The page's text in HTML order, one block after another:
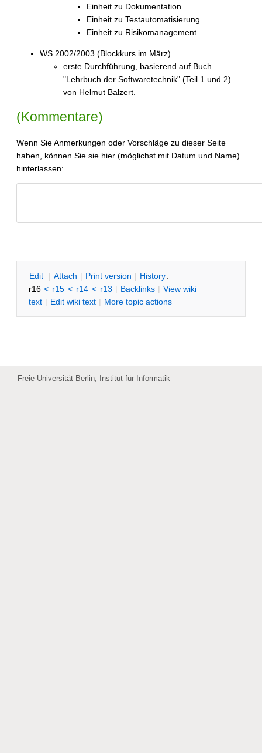
Einheit zu Dokumentation
Einheit zu Testautomatisierung
Einheit zu Risikomanagement
WS 2002/2003 (Blockkurs im März)
erste Durchführung, basierend auf Buch
"Lehrbuch der Softwaretechnik" (Teil 1 und 2)
von Helmut Balzert.
(Kommentare)
Wenn Sie Anmerkungen oder Vorschläge zu dieser Seite
haben, können Sie sie hier (möglichst mit Datum und Name)
hinterlassen:
Edit | Attach | Print version | History:
r16 < r15 < r14 < r13 | Backlinks | View wiki
text | Edit wiki text | More topic actions
Freie Universität Berlin, Institut für Informatik